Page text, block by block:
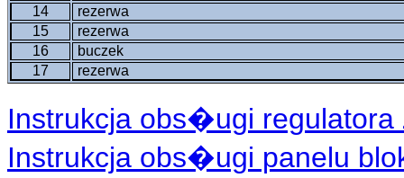
14
rezerwa
15
rezerwa
16
buczek
17
rezerwa
Instrukcja obs�ugi regulatora
Instrukcja obs�ugi panelu